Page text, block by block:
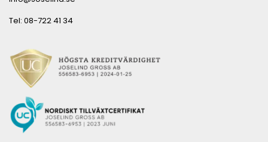
Tel: 08-722 41 34